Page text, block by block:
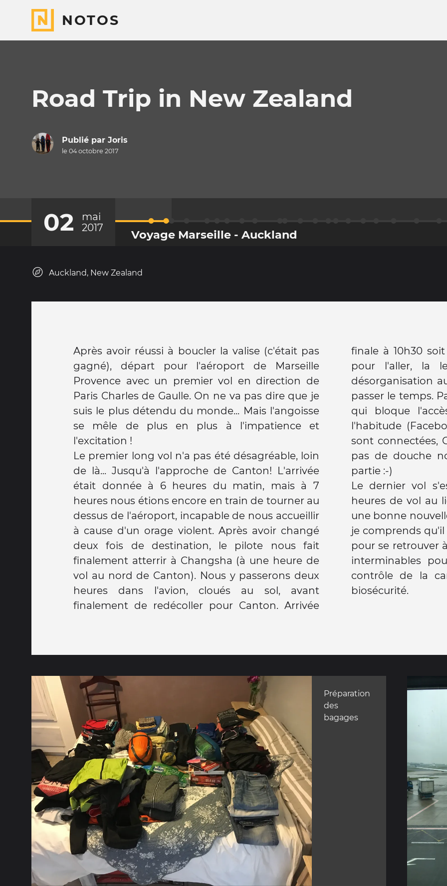
NOTOS
Road Trip in New Zealand
Publié par Joris
le 04 octobre 2017
02
mai
2017
Voyage Marseille - Auckland
Auckland, New Zealand
Après avoir réussi à boucler la valise (c'était pas
gagné), départ pour l'aéroport de Marseille
Provence avec un premier vol en direction de
Paris Charles de Gaulle. On ne va pas dire que je
suis le plus détendu du monde... Mais l'angoisse
se mêle de plus en plus à l'impatience et
l'excitation !
Le premier long vol n'a pas été désagréable, loin
de là... Jusqu'à l'approche de Canton! L'arrivée
était donnée à 6 heures du matin, mais à 7
heures nous étions encore en train de tourner au
dessus de l'aéroport, incapable de nous accueillir
à cause d'un orage violent. Après avoir changé
deux fois de destination, le pilote nous fait
finalement atterrir à Changsha (à une heure de
vol au nord de Canton). Nous y passerons deux
heures dans l'avion, cloués au sol, avant
finalement de redécoller pour Canton. Arrivée
finale à 10h30
pour l'aller, la
désorganisation
passer le temps.
qui bloque
l'habitude
sont connectées,
pas de douche non plus... L'aventure est bien
partie :-)
Le dernier vol
heures de vol au
une bonne
je comprends
pour se retrouver
interminables
contrôle de la
biosécurité.
Préparation
des
bagages